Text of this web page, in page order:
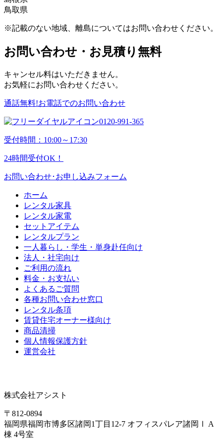
市、志布志市、川内市、曽於郡、曽於市、垂水市、日
市、光市、防府市、美祢市、柳井市、山口市
神石郡、世羅郡、竹原市、豊田郡、廿日市市、東広島
郡
飯石郡、出雲市、雲南市、大田市、邑智郡、隠岐郡、
安来市
鳥取県
日野郡、八頭郡、米子市
※記載のない地域、離島についてはお問い合わせください。
お問い合わせ・お見積り無料
キャンセル料はいただきません。
お気軽にお問い合わせください。
通話無料!お電話でのお問い合わせ
0120-991-365
受付時間：10:00～17:30
24時間受付OK！
お問い合わせ･お申し込みフォーム
ホーム
レンタル家具
レンタル家電
セットアイテム
レンタルプラン
一人暮らし・学生・単身赴任向け
法人・社宅向け
ご利用の流れ
料金・お支払い
よくあるご質問
各種お問い合わせ窓口
レンタル条項
賃貸住宅オーナー様向け
商品清掃
個人情報保護方針
運営会社
株式会社アシスト
〒812-0894
福岡県福岡市博多区諸岡1丁目12-7 オフィスパレア諸岡Ⅰ A
棟 4号室